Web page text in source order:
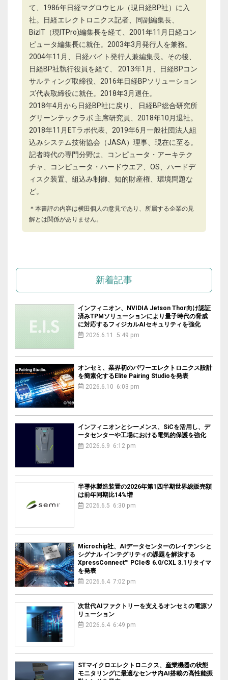
て、1986年日経マグロウヒル（現日経BP社）に入
社。日経エレクトロニクス記者、同副編集長、
BizIT（現ITPro)編集長を経て、2001年11月日経コン
ピュータ編集長に就任。2003年3月発行人を兼務。
2004年11月、日経バイト発行人兼編集長。その後、
日経BP社執行役員を経て、 2013年1月、日経BPコン
サルティング取締役、2016年日経BPソリューション
ズ代表取締役に就任。2018年3月退任。
2018年4月から日経BP社に戻り、 日経BP総合研究所
グリーンテックラボ 主席研究員、2018年10月退社。
2018年11月ETラボ代表、2019年6月一般社団法人組
込みシステム技術協会（JASA）理事、現在に至る。
記者時代の専門分野は、コンピュータ・アーキテク
チャ、コンピュータ・ハードウエア、OS、ハードデ
ィスク装置、組込み制御、知的財産権、環境問題な
ど。
＊本書評の内容は横田個人の意見であり、所属する企業の見
解とは関係がありません。
新着記事
インフィニオン、NVIDIA Jetson Thor向け認証
済みTPMソリューションにより量子時代の脅威
に対応するフィジカルAIセキュリティを強化
2026.6.11 5:49 pm
オンセミ、業界初のパワーエレクトロニクス設計
を簡素化するElite Pairing Studioを発表
2026.6.10 6:03 pm
インフィニオンとシーメンス、SiCを活用し、デ
ータセンターや工場における電気的保護を強化
2026.6.9 6:12 pm
半導体製造装置の2026年第1四半期世界総販売額
は前年同期比14%増
2026.6.5 6:30 pm
Microchip社、AIデータセンターのレイテンシと
シグナル インテグリティの課題を解決する
XpressConnect™ PCIe® 6.0/CXL 3.1リタイマ
を発表
2026.6.4 7:02 pm
次世代AIファクトリーを支えるオンセミの電源ソ
リューション
2026.6.4 6:49 pm
STマイクロエレクトロニクス、産業機器の状態
モニタリングに最適なセンサ内AI搭載の高性能振